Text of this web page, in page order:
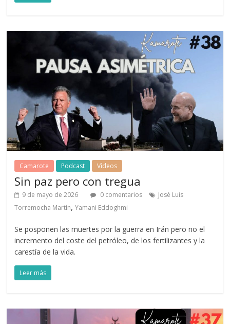
Camarote Podcast Vídeos
Sin paz pero con tregua
9 de mayo de 2026 0 comentarios
José Luis
Torremocha Martín,Yamani Eddoghmi
Se posponen las muertes por la guerra en Irán pero no el
incremento del coste del petróleo, de los fertilizantes y la
carestía de la vida.
Leer más